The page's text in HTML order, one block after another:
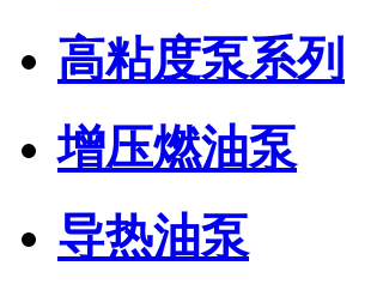
高粘度泵系列
增压燃油泵
导热油泵